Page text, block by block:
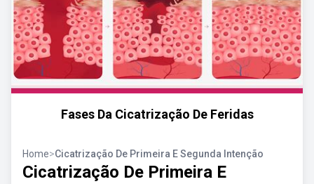
Fases Da Cicatrização De Feridas
Home>Cicatrização De Primeira E Segunda Intenção
Cicatrização De Primeira E